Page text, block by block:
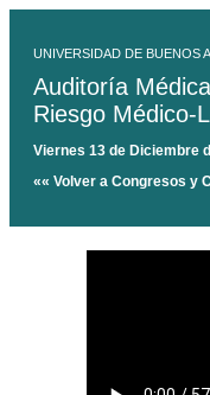
UNIVERSIDAD DE BUENOS
Auditoría
Riesgo Médico-
Viernes 13 de Diciembre
«« Volver a Congresos y